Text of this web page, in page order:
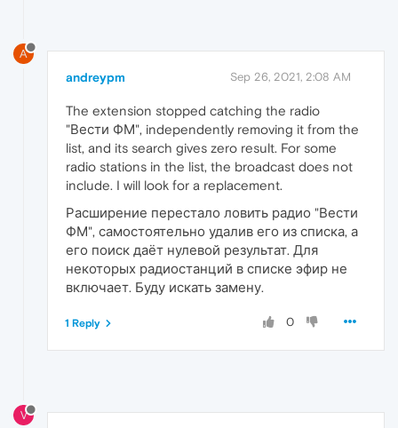
A
andreypm Sep 26, 2021, 2:08 AM
The extension stopped catching the radio
"Вести ФМ", independently removing it from the
list, and its search gives zero result. For some
radio stations in the list, the broadcast does not
include. I will look for a replacement.
Расширение перестало ловить радио "Вести
ФМ", самостоятельно удалив его из списка, а
его поиск даёт нулевой результат. Для
некоторых радиостанций в списке эфир не
включает. Буду искать замену.
0
1 Reply
V